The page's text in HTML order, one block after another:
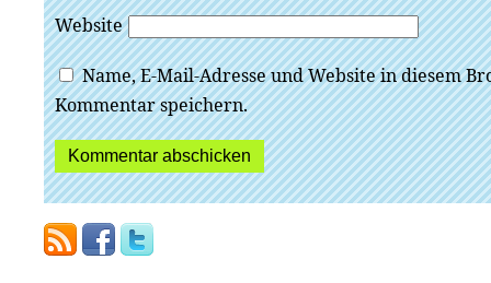
Website
Name, E-Mail-Adresse und Website in diesem
Kommentar speichern.